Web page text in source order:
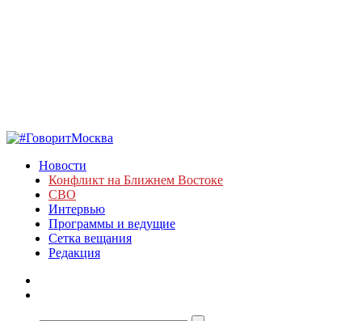
Новости
Конфликт на Ближнем Востоке
СВО
Интервью
Программы и ведущие
Сетка вещания
Редакция